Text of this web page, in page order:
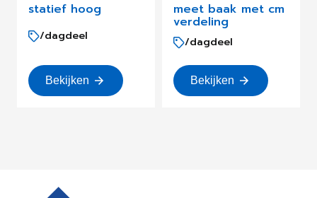
statief hoog
/dagdeel
Bekijken
meet baak met cm
verdeling
/dagdeel
Bekijken